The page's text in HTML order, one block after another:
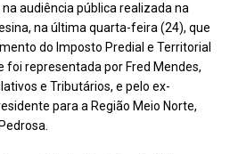
na audiência pública realizada na
na última quarta-feira (24), que
do Imposto Predial e Territorial
foi representada por Fred Mendes,
e Tributários, e pelo ex-
para a Região Meio Norte,